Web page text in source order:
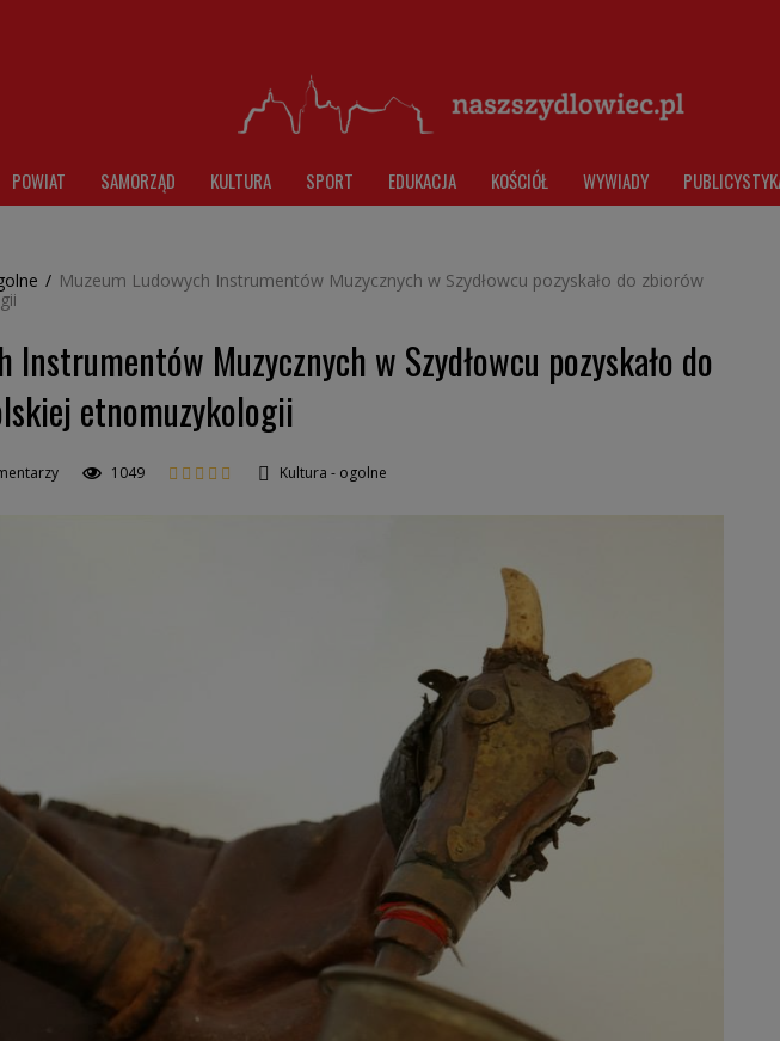
POWIAT SAMORZĄD KULTURA SPORT EDUKACJA KOŚCIÓŁ WYWIADY
/ Muzeum Ludowych Instrumentów Muzycznych w Szydłowcu pozyskało do zbiorów
Instrumentów Muzycznych w Szydłowcu pozyskało do
etnomuzykologii
1049 Kultura - ogolne